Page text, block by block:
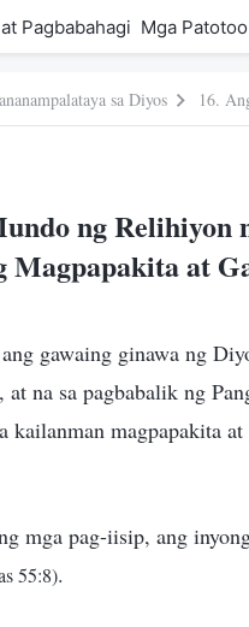
Pagbabahagi Mga Patotoo
sa Diyos
ng Relihiyon
at
gawaing ginawa ng
na sa pagbabalik ng
magpapakita at
mga pag-iisip, ang
55:8).